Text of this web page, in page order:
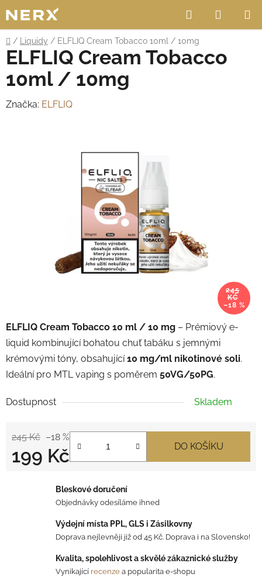
na
obsah
Hledat
KOŠÍK
Domů
/ Liquidy / ELFLIQ Cream Tobacco 10ml / 10mg
ELFLIQ Cream Tobacco 10 ml / 10 mg – Prémiový e-
liquid kombinující bohatou chuť tabáku s jemnými
krémovými tóny, obsahující10 mg/ml nikotinové soli.
Ideální pro MTL vaping s poměrem 50VG/50PG.
Dostupnost Skladem
245 Kč –18 %
199 Kč DO KOŠÍKU
ELFLIQ Cream Tobacco
10ml / 10mg
Značka: ELFLIQ
245
KČ
–18 %
Bleskové doručení
Objednávky odesíláme ihned
Výdejní místa PPL, GLS i Zásilkovny
Doprava nejlevněji již od 45 Kč. Doprava i na Slovensko!
Kvalita, spolehlivost a skvělé zákaznické služby
Vynikající recenze a popularita e-shopu